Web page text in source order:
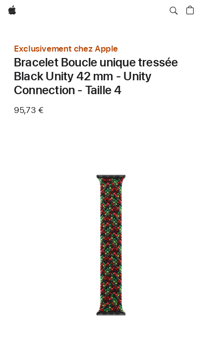
Apple
Exclusivement chez Apple
Bracelet Boucle unique tressée
Black Unity 42 mm - Unity
Connection - Taille 4
95,73 €